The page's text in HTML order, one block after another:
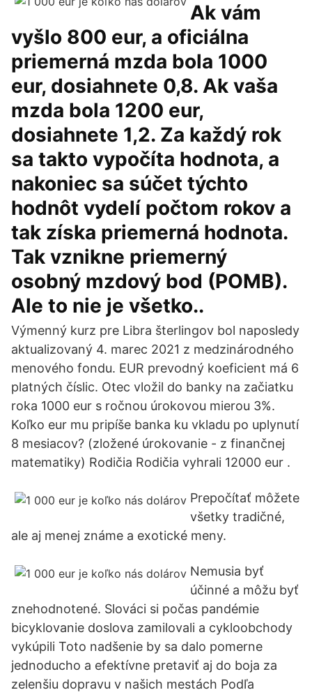
Ak vám
vyšlo 800 eur, a oficiálna
priemerná mzda bola 1000
eur, dosiahnete 0,8. Ak vaša
mzda bola 1200 eur,
dosiahnete 1,2. Za každý rok
sa takto vypočíta hodnota, a
nakoniec sa súčet týchto
hodnôt vydelí počtom rokov a
tak získa priemerná hodnota.
Tak vznikne priemerný
osobný mzdový bod (POMB).
Ale to nie je všetko..
Výmenný kurz pre Libra šterlingov bol naposledy
aktualizovaný 4. marec 2021 z medzinárodného
menového fondu. EUR prevodný koeficient má 6
platných číslic. Otec vložil do banky na začiatku
roka 1000 eur s ročnou úrokovou mierou 3%.
Koľko eur mu pripíše banka ku vkladu po uplynutí
8 mesiacov? (zložené úrokovanie - z finančnej
matematiky) Rodičia Rodičia vyhrali 12000 eur .
Prepočítať môžete
všetky tradičné,
ale aj menej známe a exotické meny.
Nemusia byť
účinné a môžu byť
znehodnotené. Slováci si počas pandémie
bicyklovanie doslova zamilovali a cykloobchody
vykúpili Toto nadšenie by sa dalo pomerne
jednoducho a efektívne pretaviť aj do boja za
zelenšiu dopravu v našich mestách Podľa